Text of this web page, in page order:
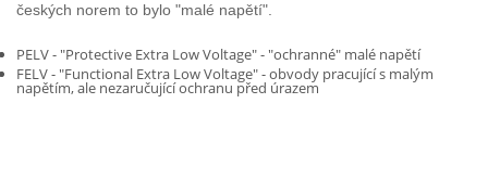
českých norem to bylo "malé napětí".
PELV - "Protective Extra Low Voltage" - "ochranné" malé napětí
FELV - "Functional Extra Low Voltage" - obvody pracující s malým
napětím, ale nezaručující ochranu před úrazem